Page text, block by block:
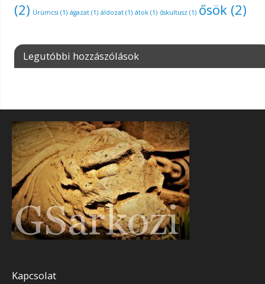
(2) Ürümcsi (1) ágazat(1) áldozat(1) átok(1) őskultusz (1) ősök (2)
Legutóbbi hozzászólások
Kapcsolat